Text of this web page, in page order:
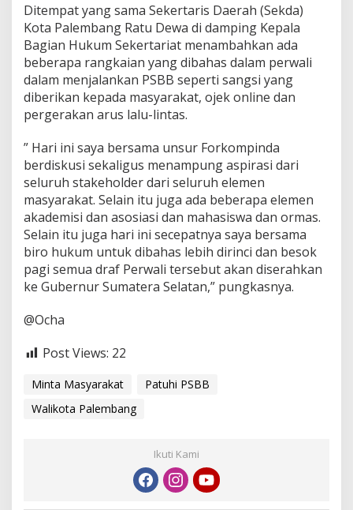
Ditempat yang sama Sekertaris Daerah (Sekda)
Kota Palembang Ratu Dewa di damping Kepala
Bagian Hukum Sekertariat menambahkan ada
beberapa rangkaian yang dibahas dalam perwali
dalam menjalankan PSBB seperti sangsi yang
diberikan kepada masyarakat, ojek online dan
pergerakan arus lalu-lintas.
” Hari ini saya bersama unsur Forkompinda
berdiskusi sekaligus menampung aspirasi dari
seluruh stakeholder dari seluruh elemen
masyarakat. Selain itu juga ada beberapa elemen
akademisi dan asosiasi dan mahasiswa dan ormas.
Selain itu juga hari ini secepatnya saya bersama
biro hukum untuk dibahas lebih dirinci dan besok
pagi semua draf Perwali tersebut akan diserahkan
ke Gubernur Sumatera Selatan,” pungkasnya.
@Ocha
Post Views: 22
Minta Masyarakat
Patuhi PSBB
Walikota Palembang
Ikuti Kami